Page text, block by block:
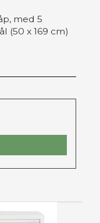
med 5
(50 x 169 cm)